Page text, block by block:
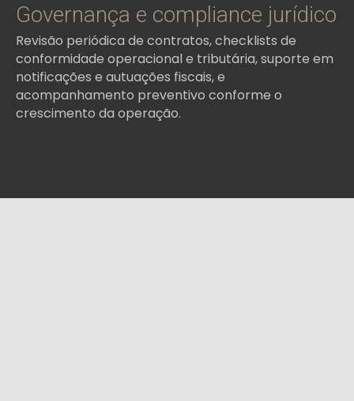
Governança e compliance jurídico
Revisão periódica de contratos, checklists de
conformidade operacional e tributária, suporte em
notificações e autuações fiscais, e
acompanhamento preventivo conforme o
crescimento da operação.